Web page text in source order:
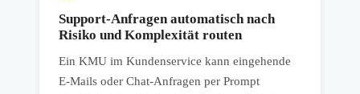
Support-Anfragen automatisch nach
Risiko und Komplexität routen
Ein KMU im Kundenservice kann eingehende
E-Mails oder Chat-Anfragen per Prompt